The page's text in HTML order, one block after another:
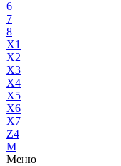
6
7
8
X1
X2
X3
X4
X5
X6
X7
Z4
М
Меню